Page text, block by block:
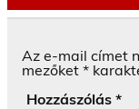
Az e-mail címet
mezőket *
Hozzászólás *